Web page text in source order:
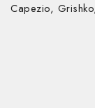
Capezio,